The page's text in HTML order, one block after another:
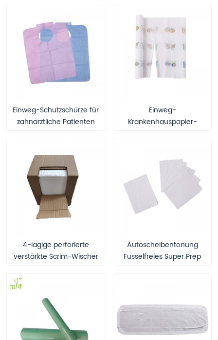
Einweg-Schutzschürze für
zahnärztliche Patienten
Einweg-
Krankenhauspapier-
4-lagige perforierte
verstärkte Scrim-Wischer
Autoscheibentönung
Fusselfreies Super Prep